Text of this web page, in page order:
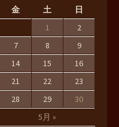
金 土 日
5月 »
1
2
7 8
9
14 15
16
21 22
23
28 29 30